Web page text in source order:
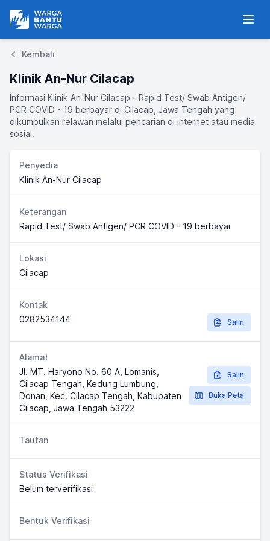
Warga Bantu Warga
Kembali
Klinik An-Nur Cilacap
Informasi Klinik An-Nur Cilacap - Rapid Test/ Swab Antigen/
PCR COVID - 19 berbayar di Cilacap, Jawa Tengah yang
dikumpulkan relawan melalui pencarian di internet atau media
sosial.
Penyedia
Klinik An-Nur Cilacap
Keterangan
Rapid Test/ Swab Antigen/ PCR COVID - 19 berbayar
Lokasi
Cilacap
Kontak
0282534144
Salin
Alamat
Jl. MT. Haryono No. 60 A, Lomanis,
Cilacap Tengah, Kedung Lumbung,
Donan, Kec. Cilacap Tengah, Kabupaten
Cilacap, Jawa Tengah 53222
Salin
Buka Peta
Tautan
Status Verifikasi
Belum terverifikasi
Bentuk Verifikasi